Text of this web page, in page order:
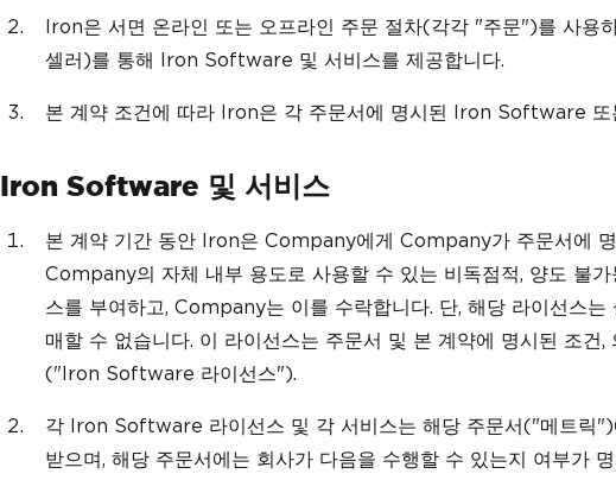
Iron은 서면 온라인 또는 오프라인 주문 절차(각각 "주문")를 사용
셀러)를 통해 Iron Software 및 서비스를 제공합니다.
본 계약 조건에 따라 Iron은 각 주문서에 명시된 Iron Software 또
Iron Software 및 서비스
본 계약 기간 동안 Iron은 Company에게 Company가 주문서에
Company의 자체 내부 용도로 사용할 수 있는 비독점적, 양도 불
스를 부여하고, Company는 이를 수락합니다. 단, 해당 라이선스
매할 수 없습니다. 이 라이선스는 주문서 및 본 계약에 명시된 조건
("Iron Software 라이선스").
각 Iron Software 라이선스 및 각 서비스는 해당 주문서("메트릭")
받으며, 해당 주문서에는 회사가 다음을 수행할 수 있는지 여부가